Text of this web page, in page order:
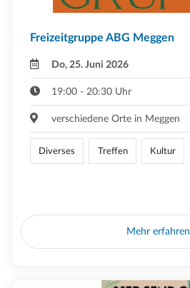
Freizeitgruppe ABG Meggen
Do, 25. Juni 2026
19:00 - 20:30 Uhr
verschiedene Orte in Meggen
Diverses Treffen Kultur
Mehr erfahren